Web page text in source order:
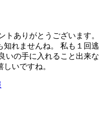
トありがとうございます。
知れませんね。 私も１回逃
いの手に入れること出来な
いですね。